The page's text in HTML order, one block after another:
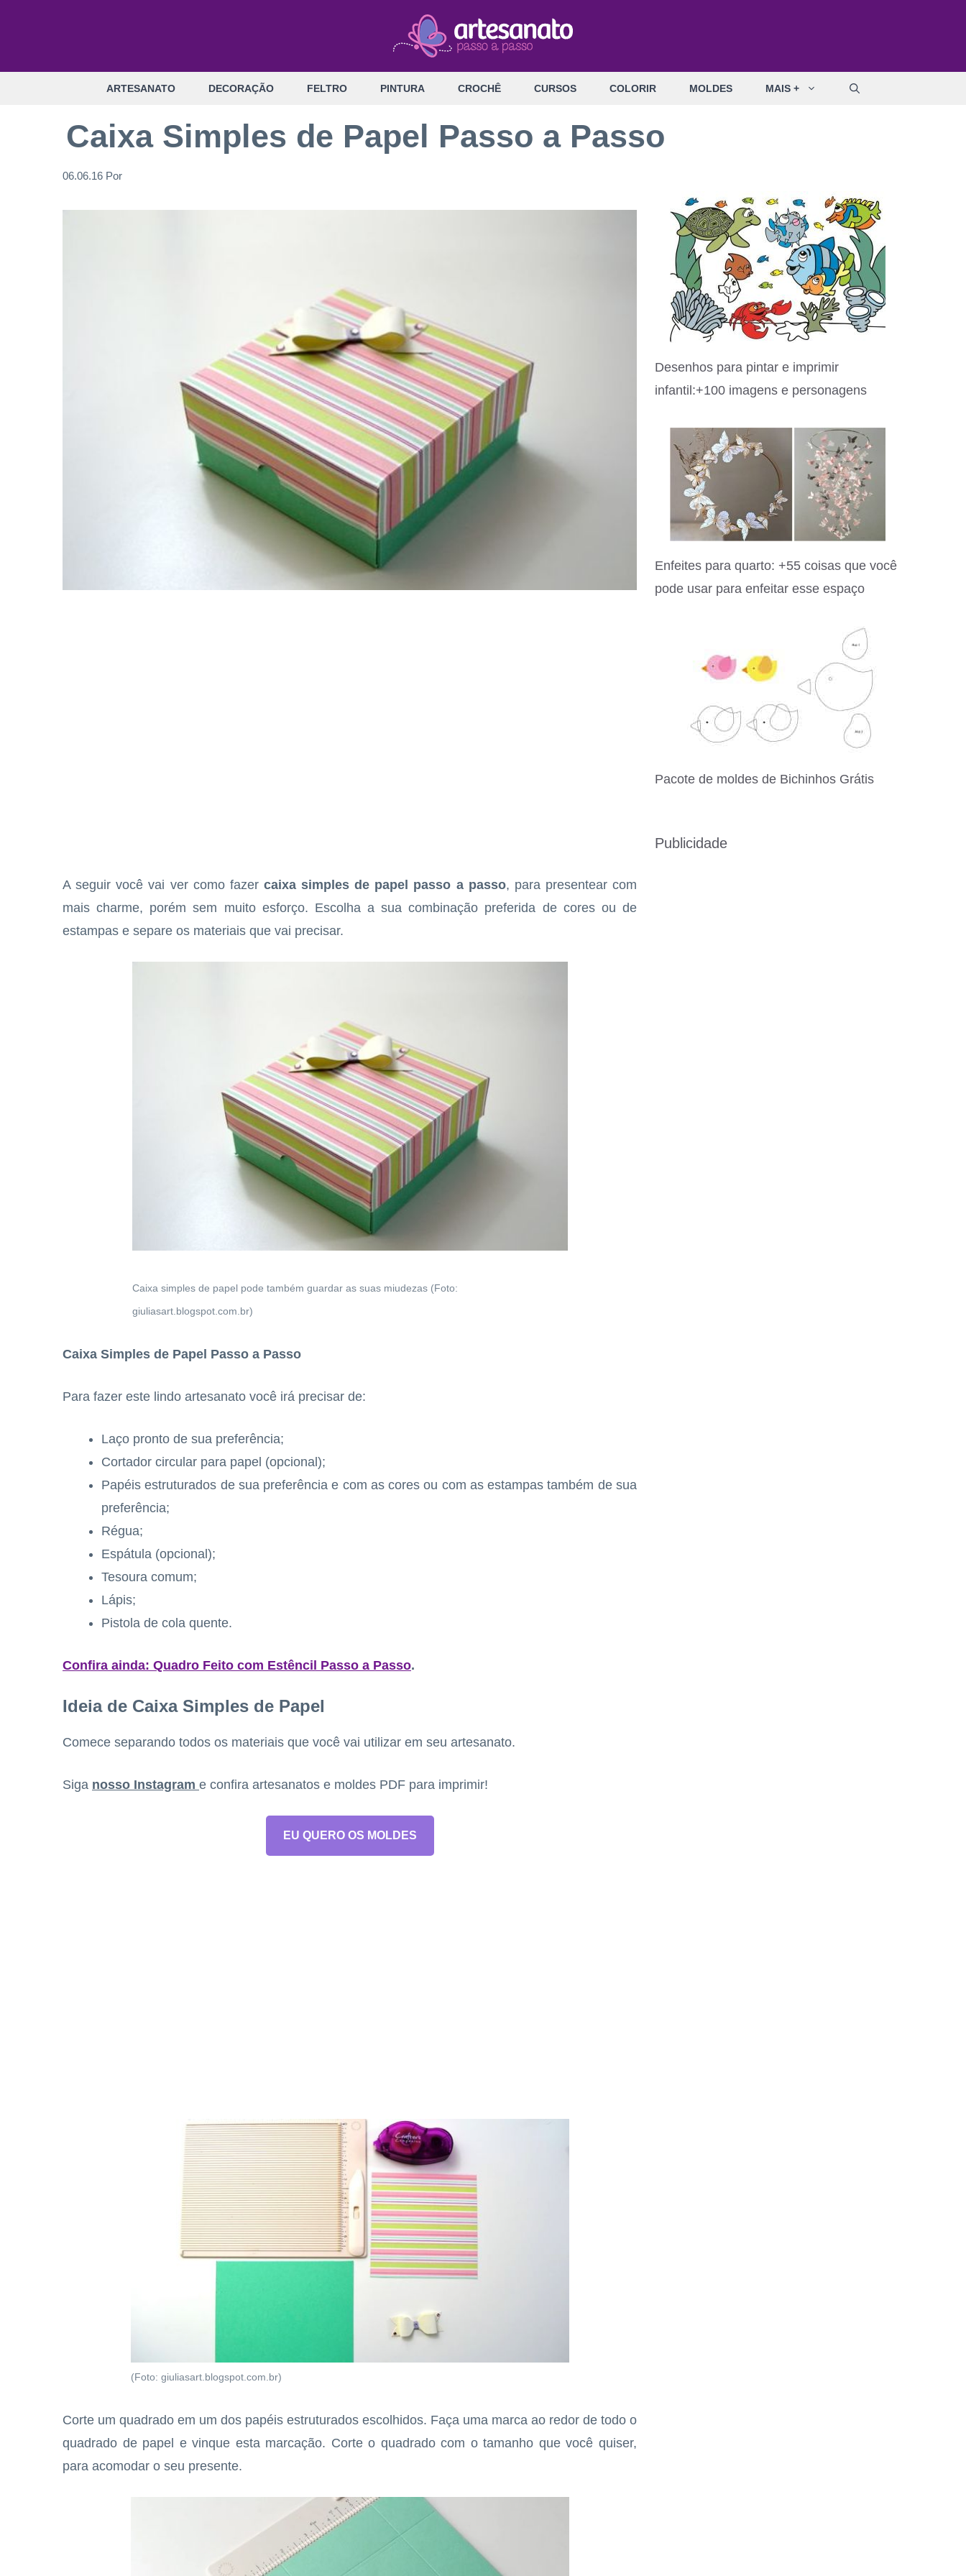
ARTESANATO DECORAÇÃO FELTRO PINTURA CROCHÊ CURSOS COLORIR MOLDES MAIS +
Caixa Simples de Papel Passo a Passo
06.06.16 Por
A seguir você vai ver como fazer caixa simples de papel passo a passo, para presentear com
mais charme, porém sem muito esforço. Escolha a sua combinação preferida de cores ou de
estampas e separe os materiais que vai precisar.
Caixa simples de papel pode também guardar as suas miudezas (Foto:
giuliasart.blogspot.com.br)
Caixa Simples de Papel Passo a Passo
Para fazer este lindo artesanato você irá precisar de:
Laço pronto de sua preferência;
Cortador circular para papel (opcional);
Papéis estruturados de sua preferência e com as cores ou com as estampas também de sua
preferência;
Régua;
Espátula (opcional);
Tesoura comum;
Lápis;
Pistola de cola quente.
Confira ainda: Quadro Feito com Estêncil Passo a Passo.
Ideia de Caixa Simples de Papel
Comece separando todos os materiais que você vai utilizar em seu artesanato.
Siga nosso Instagram e confira artesanatos e moldes PDF para imprimir!
EU QUERO OS MOLDES
(Foto: giuliasart.blogspot.com.br)
Corte um quadrado em um dos papéis estruturados escolhidos. Faça uma marca ao redor de todo o
quadrado de papel e vinque esta marcação. Corte o quadrado com o tamanho que você quiser,
para acomodar o seu presente.
Desenhos para pintar e imprimir
infantil:+100 imagens e personagens
Enfeites para quarto: +55 coisas que você
pode usar para enfeitar esse espaço
Pacote de moldes de Bichinhos Grátis
Publicidade